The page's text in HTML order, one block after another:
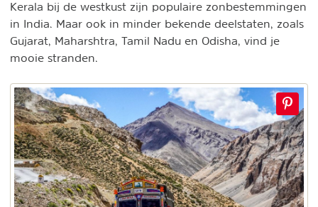
Kerala bij de westkust zijn populaire zonbestemmingen
in India. Maar ook in minder bekende deelstaten, zoals
Gujarat, Maharshtra, Tamil Nadu en Odisha, vind je
mooie stranden.